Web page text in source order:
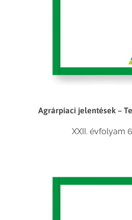
Agrárpiaci jelentések –
XXII. évfolyam